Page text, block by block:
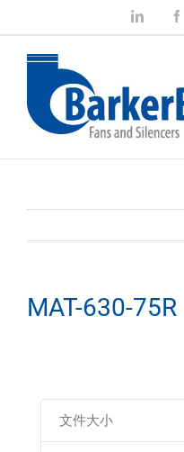
LinkedIn
MAT-630-75R
文件大小